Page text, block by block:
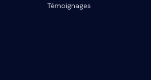
Témoignages